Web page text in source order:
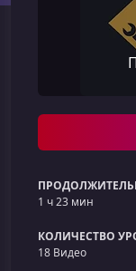
1 ч 23 мин
КОЛИЧЕСТВО
18 Видео